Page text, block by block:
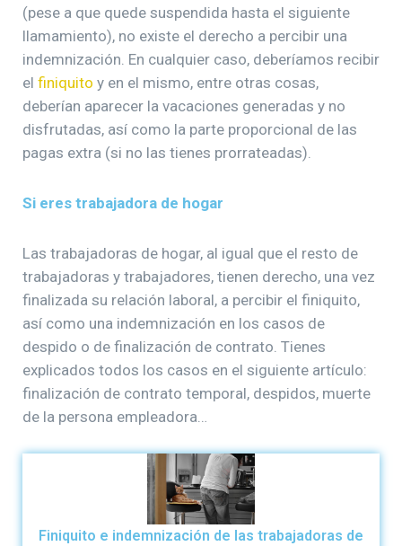
(pese a que quede suspendida hasta el siguiente
llamamiento), no existe el derecho a percibir una
indemnización. En cualquier caso, deberíamos recibir
el finiquito y en el mismo, entre otras cosas,
deberían aparecer la vacaciones generadas y no
disfrutadas, así como la parte proporcional de las
pagas extra (si no las tienes prorrateadas).
Si eres trabajadora de hogar
Las trabajadoras de hogar, al igual que el resto de
trabajadoras y trabajadores, tienen derecho, una vez
finalizada su relación laboral, a percibir el finiquito,
así como una indemnización en los casos de
despido o de finalización de contrato. Tienes
explicados todos los casos en el siguiente artículo:
finalización de contrato temporal, despidos, muerte
de la persona empleadora…
Finiquito e indemnización de las trabajadoras de